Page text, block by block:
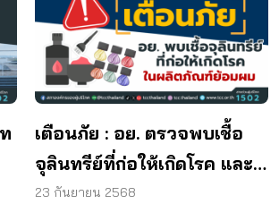
เตือนภัย : อย. ตรวจพบเชื้อ
จุลินทรีย์ที่ก่อให้เกิดโรค และ
พบแบคทีเรีย ยีสต์ และรา เกิน
23 กันยายน 2568